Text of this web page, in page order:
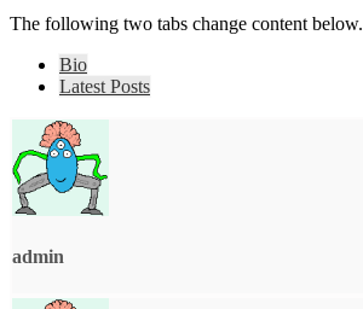
The following two tabs change content below.
Bio
Latest Posts
admin